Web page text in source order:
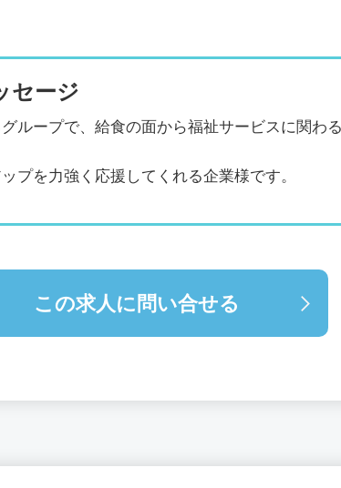
セージ
ループで、給食の面から福祉サービスに関わ
プを力強く応援してくれる企業様です。
この求人に問い合せる